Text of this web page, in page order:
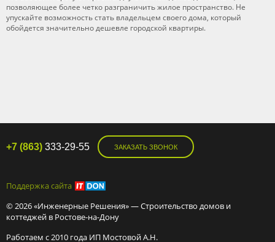
позволяющее более четко разграничить жилое пространство. Не
упускайте возможность стать владельцем своего дома, который
обойдется значительно дешевле городской квартиры.
+7 (863) 333-29-55 ЗАКАЗАТЬ ЗВОНОК
Поддержка сайта
© 2026 «Инженерные Решения» — Строительство домов и
коттеджей в Ростове-на-Дону
Работаем с 2010 года ИП Мостовой А.Н.